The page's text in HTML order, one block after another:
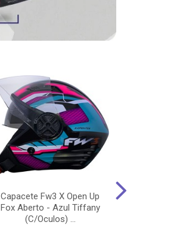
Capacete Fw3 X Open Up
Fox Aberto - Azul Tiffany
(C/Oculos) ...